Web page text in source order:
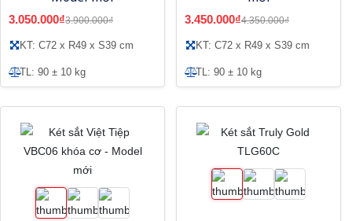
3.050.000₫3.900.000₫
KT: C72 x R49 x S39 cm
TL: 90 ± 10 kg
3.450.000₫4.350.000₫
KT: C72 x R49 x S39 cm
TL: 90 ± 10 kg